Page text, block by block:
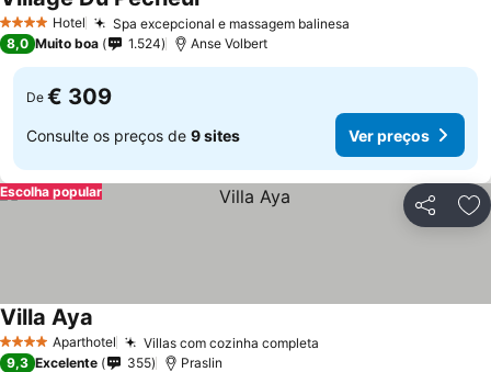
4 EstrelasHotel Spa excepcional e massagem balinesa
8,0 Muito boa 1.524 Anse Volbert
De € 309
Consulte os preços de 9 sites Ver preços
Partilhar
Escolha popular
4 EstrelasAparthotel Villas com cozinha completa
Villa Aya
9,3 Excelente 355 Praslin